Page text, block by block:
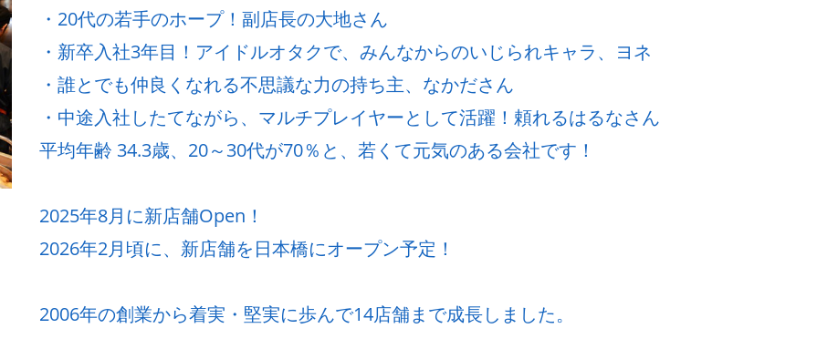
・20代の若手のホープ！副店長の大地さん
・新卒入社3年目！アイドルオタクで、みんなからのいじられキャラ、ヨネ
・誰とでも仲良くなれる不思議な力の持ち主、なかださん
・中途入社したてながら、マルチプレイヤーとして活躍！頼れるはるなさん
平均年齢 34.3歳、20～30代が70％と、若くて元気のある会社です！
2025年8月に新店舗Open！
2026年2月頃に、新店舗を日本橋にオープン予定！
2006年の創業から着実・堅実に歩んで14店舗まで成長しました。